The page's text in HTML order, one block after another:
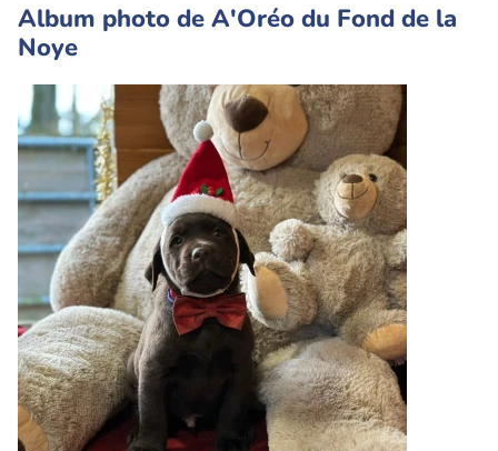
Album photo de A'Oréo du Fond de la
Noye